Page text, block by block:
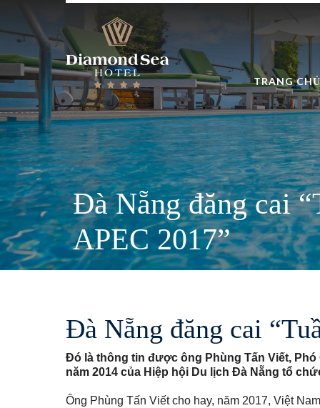
TRANG CHỦ
Đà Nẵng đăng cai
APEC 2017”
Đà Nẵng đăng cai
Đó là thông tin được ông Phùng Tấn Viết, Phó
năm 2014 của Hiệp hội Du lịch Đà Nẵng tổ
Ông Phùng Tấn Viết cho hay, năm 2017, Việt